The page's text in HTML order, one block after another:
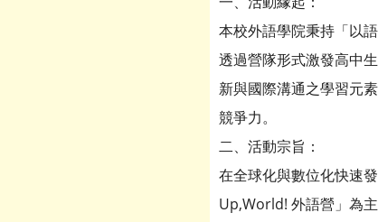
本校外語學院秉持「以
透過營隊形式激發高中
新與國際溝通之學習元
競爭力。
二、活動宗旨：
在全球化與數位化快速
Up,World! 外語營」為